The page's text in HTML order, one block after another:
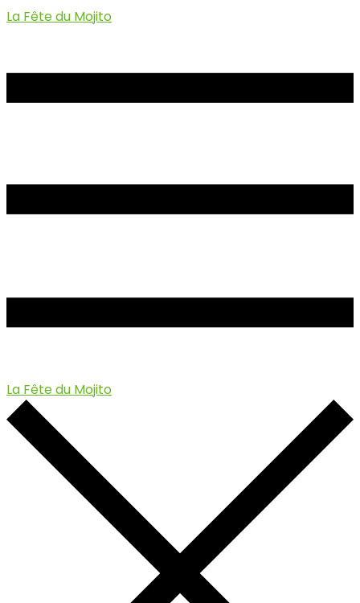
La Fête du Mojito
La Fête du Mojito